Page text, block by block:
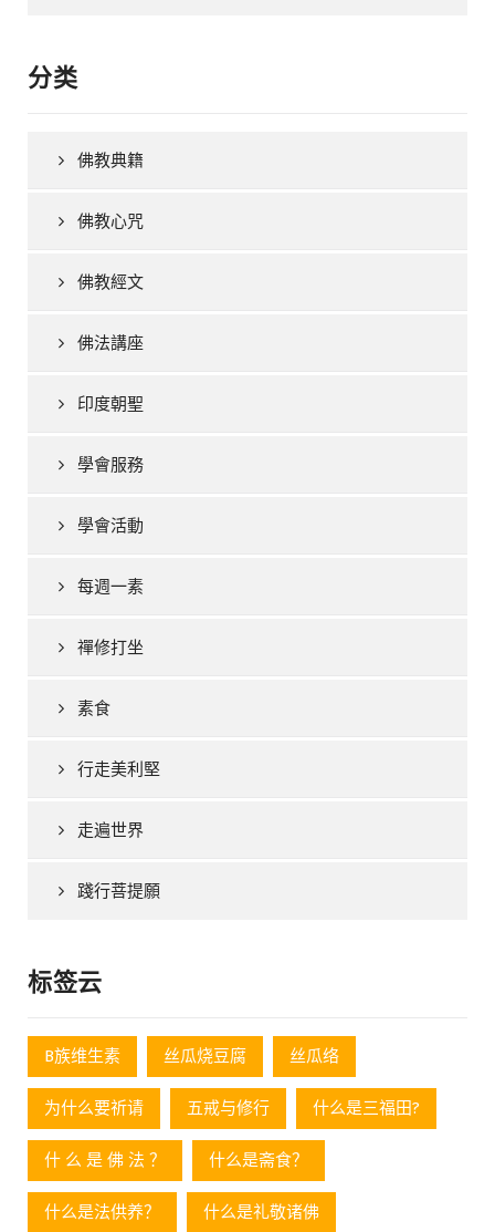
分类
佛教典籍
佛教心咒
佛教經文
佛法講座
印度朝聖
學會服務
學會活動
每週一素
禪修打坐
素食
行走美利堅
走遍世界
踐行菩提願
标签云
B族维生素 丝瓜烧豆腐 丝瓜络
为什么要祈请 五戒与修行 什么是三福田?
什 么 是 佛 法 ？ 什么是斋食？
什么是法供养？ 什么是礼敬诸佛